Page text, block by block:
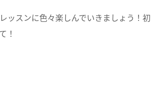
ッスンに色々楽しんでいきましょう！初
！